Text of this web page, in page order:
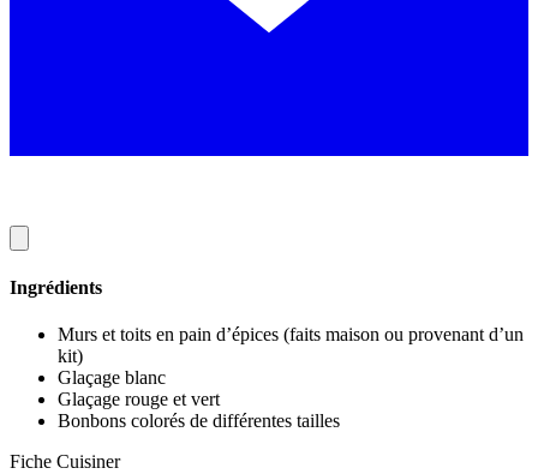
Ingrédients
Murs et toits en pain d’épices (faits maison ou provenant d’un
kit)
Glaçage blanc
Glaçage rouge et vert
Bonbons colorés de différentes tailles
Fiche Cuisiner